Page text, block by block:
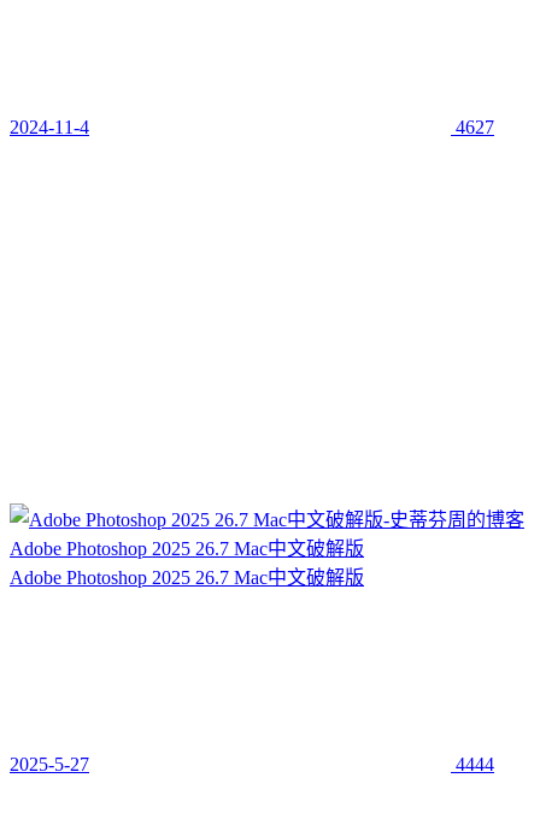
2024-11-4 4627
Adobe Photoshop 2025 26.7 Mac中文破解版
Adobe Photoshop 2025 26.7 Mac中文破解版
2025-5-27 4444